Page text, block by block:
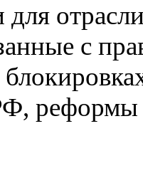
с
реформы